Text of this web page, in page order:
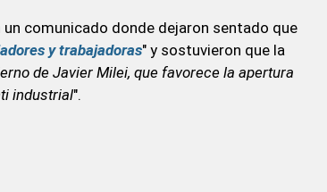
comunicado donde dejaron sentado que
y trabajadoras" y sostuvieron que la
de Javier Milei, que favorece la apertura
industrial".